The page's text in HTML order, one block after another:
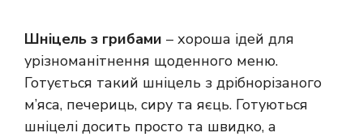
Шніцель з грибами – хороша ідей для
урізноманітнення щоденного меню.
Готується такий шніцель з дрібнорізаного
м’яса, печериць, сиру та яєць. Готуються
шніцелі досить просто та швидко, а